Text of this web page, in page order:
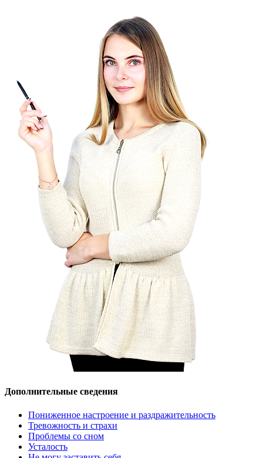
Дополнительные сведения
Пониженное настроение и раздражительность
Тревожность и страхи
Проблемы со сном
Усталость